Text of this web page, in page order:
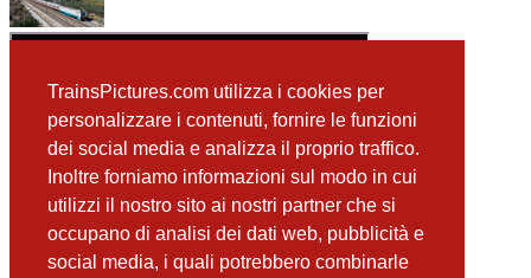
TrainsPictures.com utilizza i cookies per
personalizzare i contenuti, fornire le funzioni
dei social media e analizza il proprio traffico.
Inoltre forniamo informazioni sul modo in cui
utilizzi il nostro sito ai nostri partner che si
occupano di analisi dei dati web, pubblicità e
social media, i quali potrebbero combinarle
📸 Fotografie scattate nei dintorniVedi tutte ➔